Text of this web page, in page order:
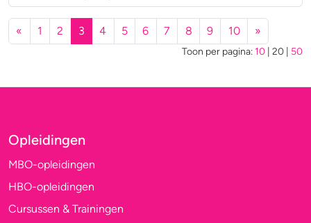
« 1 2 3(huidige)
4 5 6 7 8 9 10 »
Toon per pagina: 10 20 50
Opleidingen
MBO-opleidingen
HBO-opleidingen
Cursussen & Trainingen